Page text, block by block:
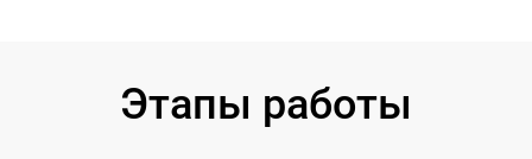
Этапы работы